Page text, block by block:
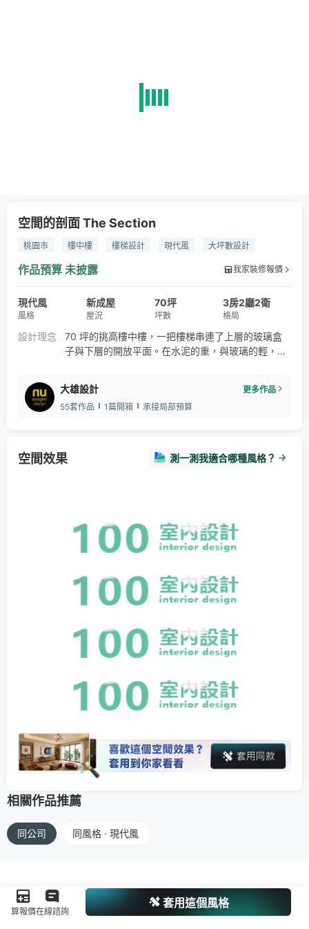
空間的剖面 The Section
桃園市 樓中樓 樓梯設計 現代風
大坪數設計
豪宅設計
都會自然
石材
作品預算 未披露 我家裝修報價
現代風
風格
新成屋
屋況
70坪
坪數
3房2廳2衛
格局
設計理念
70 坪的挑高樓中樓，一把樓梯串連了上層的玻璃盒
子與下層的開放平面。在水泥的重，與玻璃的輕，共
子、不鏽鋼光牆的延伸力度，顯現了空間的大尺度，
生活的剖面也因此有了新的閱讀可能性。複層成為空
的內在與外在。
大雄設計
更多作品
55套作品
1篇開箱 承接局部預算
空間效果 測一測我適合哪種風格？
相關作品推薦
同公司 同風格 · 現代風
算報價在線諮詢
套用這個風格